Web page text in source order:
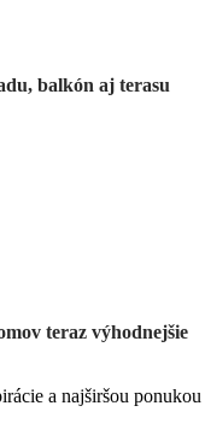
balkón aj terasu
teraz výhodnejšie
a najširšou ponukou